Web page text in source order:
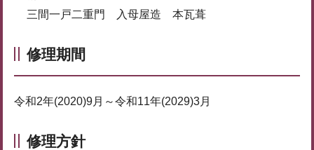
三間一戸二重門 入母屋造 本瓦葺
修理期間
令和2年(2020)9月～令和11年(2029)3月
修理方針